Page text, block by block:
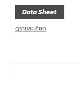
Data Sheet
ดูรายละเอียด